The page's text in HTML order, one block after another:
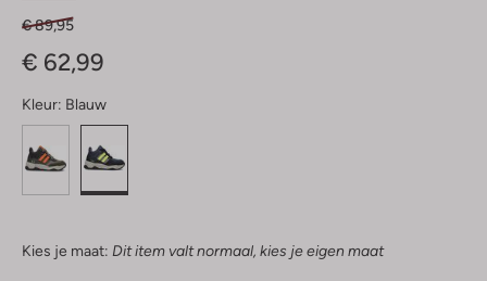
€ 89,95
€ 62,99
Kleur: Blauw
Kies je maat: Dit item valt normaal, kies je eigen maat